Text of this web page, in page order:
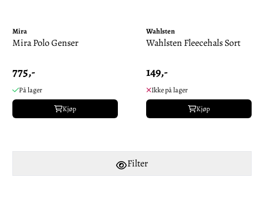
Mira
Mira Polo Genser
775,-
På lager
Kjøp
Wahlsten
Wahlsten Fleecehals Sort
149,-
Ikke på lager
Kjøp
Filter